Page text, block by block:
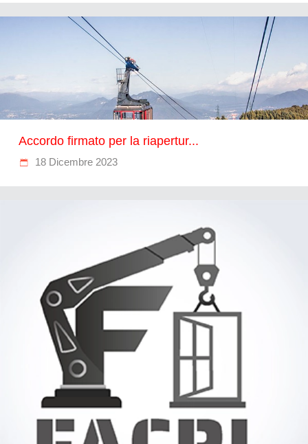
Accordo firmato per la riapertur...
18 Dicembre 2023